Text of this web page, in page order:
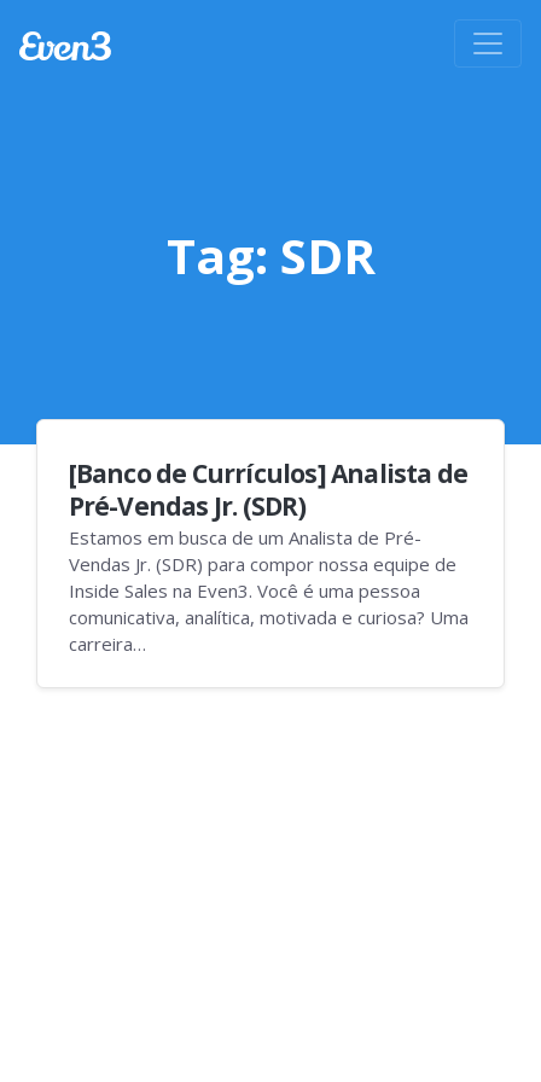
Tag: SDR
[Banco de Currículos] Analista de
Pré-Vendas Jr. (SDR)
Estamos em busca de um Analista de Pré-
Vendas Jr. (SDR) para compor nossa equipe de
Inside Sales na Even3. Você é uma pessoa
comunicativa, analítica, motivada e curiosa? Uma
carreira…